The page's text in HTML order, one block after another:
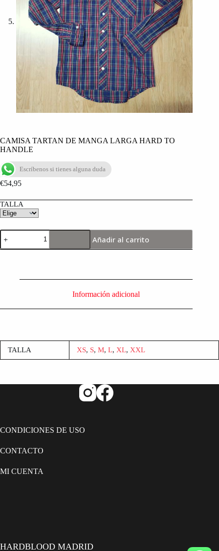
CAMISA TARTAN DE MANGA LARGA HARD TO
HANDLE
Escríbenos si tienes alguna duda
€54,95
TALLA
Añadir al carrito
Información adicional
TALLA XS, S, M, L, XL, XXL
CONDICIONES DE USO
CONTACTO
MI CUENTA
HARDBLOOD MADRID